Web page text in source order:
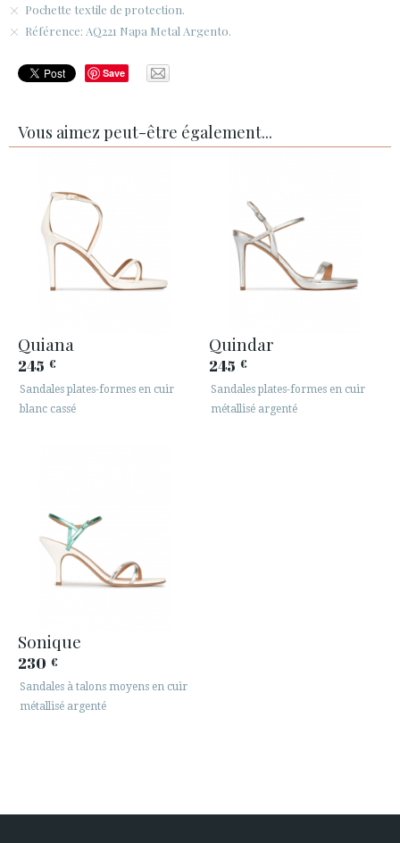
Pochette textile de protection.
Référence: AQ221 Napa Metal Argento.
Save
Vous aimez peut-être également...
Quiana
245 €
Sandales plates-formes en cuir
blanc cassé
Quindar
245 €
Sandales plates-formes en cuir
métallisé argenté
Sonique
230 €
Sandales à talons moyens en cuir
métallisé argenté